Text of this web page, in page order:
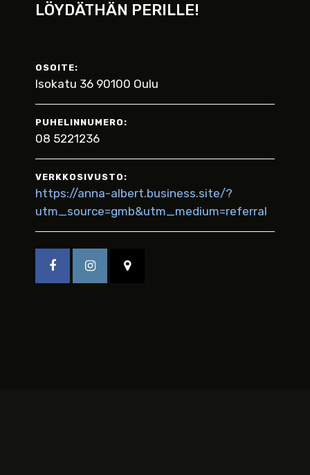
LÖYDÄTHÄN PERILLE!
OSOITE:
Isokatu 36 90100 Oulu
PUHELINNUMERO:
08 5221236
VERKKOSIVUSTO:
https://anna-albert.business.site/?
utm_source=gmb&utm_medium=referral